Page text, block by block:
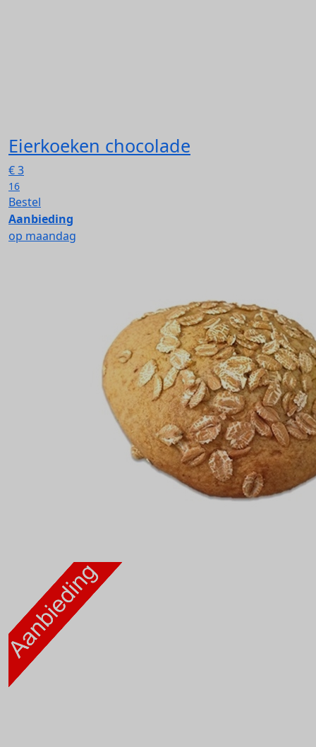
Eierkoeken chocolade
€3
16
Bestel
Aanbieding
op maandag